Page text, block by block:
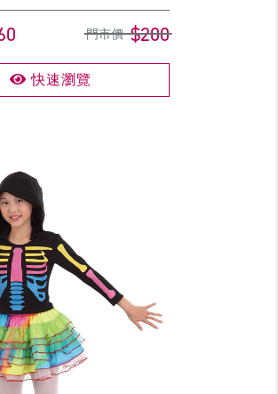
門市價 $200
快速瀏覽